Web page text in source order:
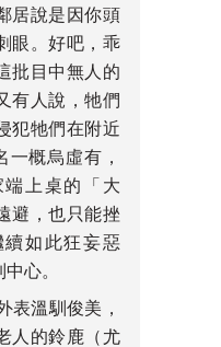
居說是因你頭
眼。好吧，乖
批目中無人的
有人說，牠們
犯牠們在附近
概烏虛有，
上桌的「大
避，也只能挫
如此狂妄惡
心。
溫馴俊美，
人的鈴鹿（尤